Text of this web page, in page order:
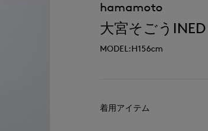
hamamoto
大宮そごうINED
MODEL:H156cm
着用アイテム